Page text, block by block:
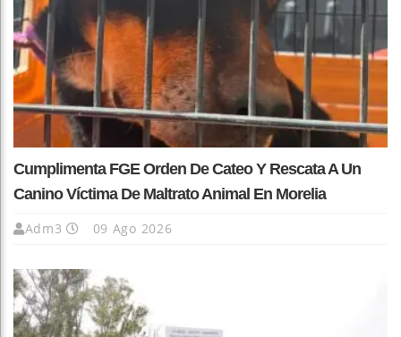
Cumplimenta FGE Orden De Cateo Y Rescata A Un
Canino Víctima De Maltrato Animal En Morelia
Adm3 09 Ago 2026